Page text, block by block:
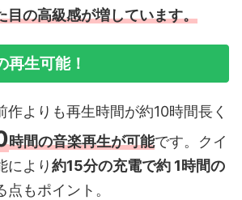
目の高級感が増しています。
再生可能！
作よりも再生時間が約10時間長く
時間の音楽再生が可能です。クイ
により約15分の充電で約 1時間の
点もポイント。